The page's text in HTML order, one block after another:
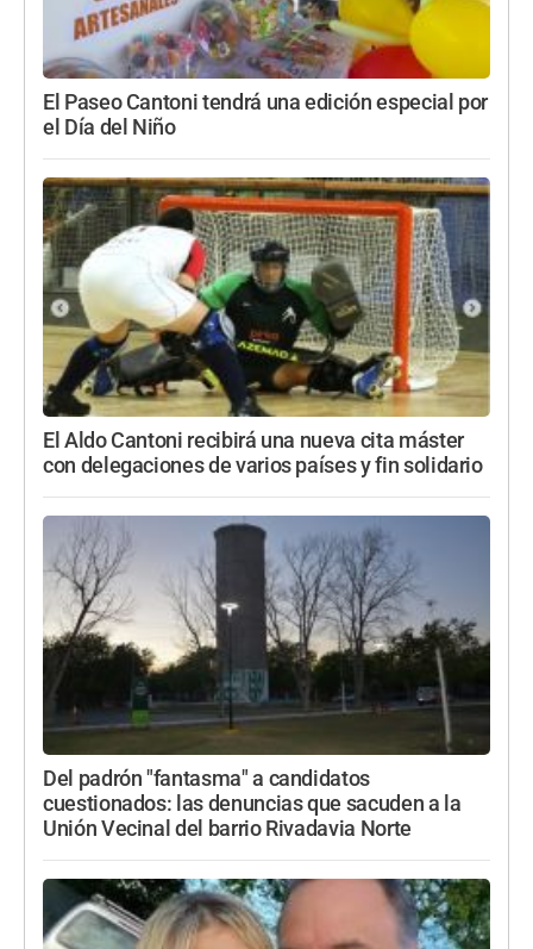
El Paseo Cantoni tendrá una edición especial por
el Día del Niño
El Aldo Cantoni recibirá una nueva cita máster
con delegaciones de varios países y fin solidario
Del padrón "fantasma" a candidatos
cuestionados: las denuncias que sacuden a la
Unión Vecinal del barrio Rivadavia Norte